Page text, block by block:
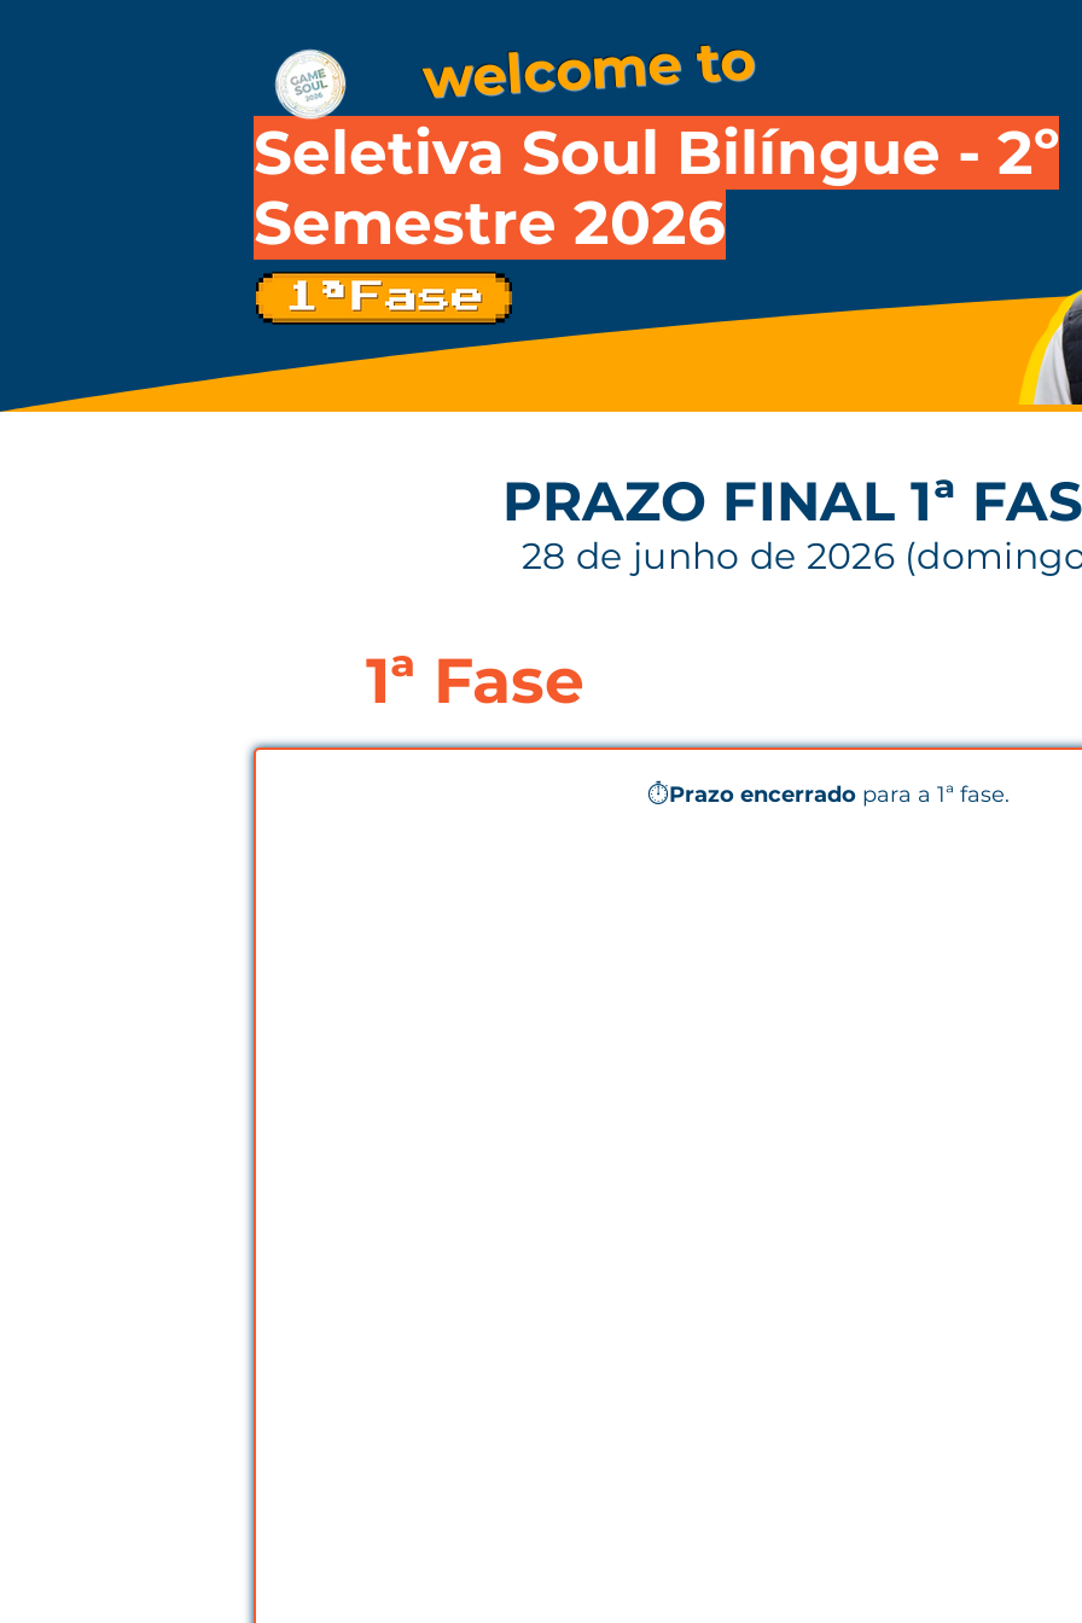
welcome to
Seletiva Soul Bilíngue - 2º
Semestre 2026
PRAZO FINAL 1ª
28 de junho de 2026
1ª Fase
⏱️Prazo encerrado para a 1ª fase.